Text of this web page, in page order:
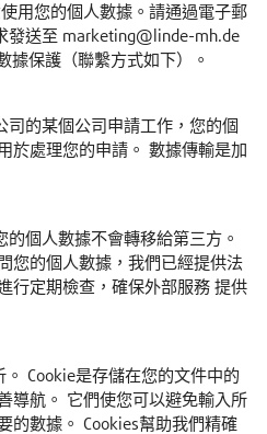
用您的個人數據。請通過電子郵
發送至 marketing@linde-mh.de
據保護（聯繫方式如下）。
司的某個公司申請工作，您的個
於處理您的申請。 數據傳輸是加
個人數據不會轉移給第三方。
您的個人數據，我們已經提供法
行定期檢查，確保外部服務 提供
Cookie是存儲在您的文件中的
導航。 它們使您可以避免輸入所
的數據。 Cookies幫助我們精確